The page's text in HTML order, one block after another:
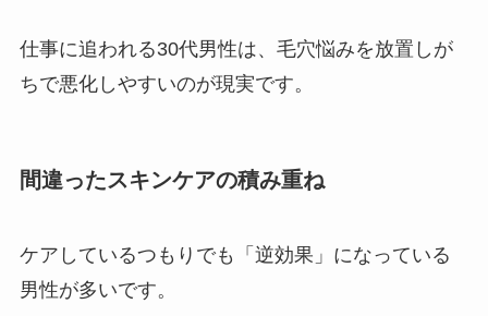
仕事に追われる30代男性は、毛穴悩みを放置しが
ちで悪化しやすいのが現実です。
間違ったスキンケアの積み重ね
ケアしているつもりでも「逆効果」になっている
男性が多いです。